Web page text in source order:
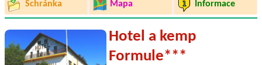
Schránka Mapa Informace
Hotel a kemp
Formule***